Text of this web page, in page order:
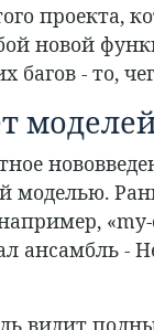
проекта,
новой
багов - то,
моделью.
ансамбль -
видит